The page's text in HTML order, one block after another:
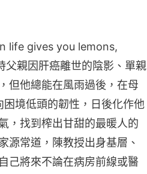
life gives you lemons,
親因肝癌離世的陰影、單親
但他總能在風雨過後，在母
境低頭的韌性，日後化作他
，找到榨出甘甜的最暖人的
源常道，陳教授出身基層、
己將來不論在病房前線或醫